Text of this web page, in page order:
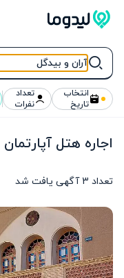
انتخاب
تاریخ
تعداد
نفرات
اجاره هتل
تعداد 3آگهی یافت شد